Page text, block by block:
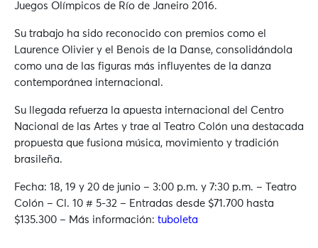
Juegos Olímpicos de Río de Janeiro 2016.
Su trabajo ha sido reconocido con premios como el
Laurence Olivier y el Benois de la Danse, consolidándola
como una de las figuras más influyentes de la danza
contemporánea internacional.
Su llegada refuerza la apuesta internacional del Centro
Nacional de las Artes y trae al Teatro Colón una destacada
propuesta que fusiona música, movimiento y tradición
brasileña.
Fecha: 18, 19 y 20 de junio – 3:00 p.m. y 7:30 p.m. – Teatro
Colón – Cl. 10 # 5-32 – Entradas desde $71.700 hasta
$135.300 – Más información: tuboleta